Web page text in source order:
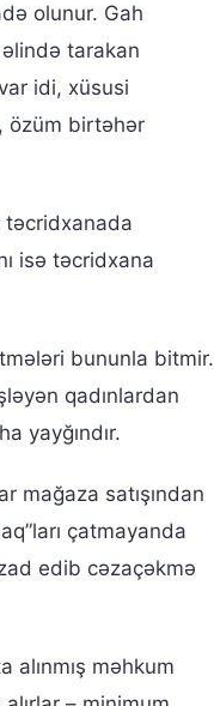
olunur. Gah
tarakan
idi, xüsusi
özüm birtəhər
təcridxanada
isə təcridxana
bununla bitmir.
qadınlardan
yayğındır.
mağaza satışından
çatmayanda
edib cəzaçəkmə
məhkum